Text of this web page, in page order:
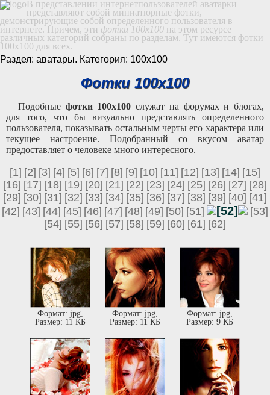
В представлении интернетпользователей аватарки
представляют собой миниатюрные фотки,
демонстрирующие собой определенного пользователя в
интернете. Причем, эти фотки 100x100 на этом ресурсе
различных категорий собраны по разделам. Тут имеются фотки
100x100 для всех.
Раздел: аватары. Категория: 100х100
Фотки 100x100
Подобные фотки 100x100 служат на форумах и блогах,
для того, что бы визуально представлять определенного
пользователя, показывать остальным черты его характера или
текущее настроение. Подобранный со вкусом аватар
предоставляет о человеке много интересного.
[1] [2] [3] [4] [5] [6] [7] [8] [9] [10] [11] [12] [13] [14] [15]
[16] [17] [18] [19] [20] [21] [22] [23] [24] [25] [26] [27] [28]
[29] [30] [31] [32] [33] [34] [35] [36] [37] [38] [39] [40] [41]
[42] [43] [44] [45] [46] [47] [48] [49] [50] [51] [52]
[53]
[54] [55] [56] [57] [58] [59] [60] [61] [62]
Формат: jpg,
Размер: 11 КБ
Формат: jpg,
Размер: 11 КБ
Формат: jpg,
Размер: 9 КБ